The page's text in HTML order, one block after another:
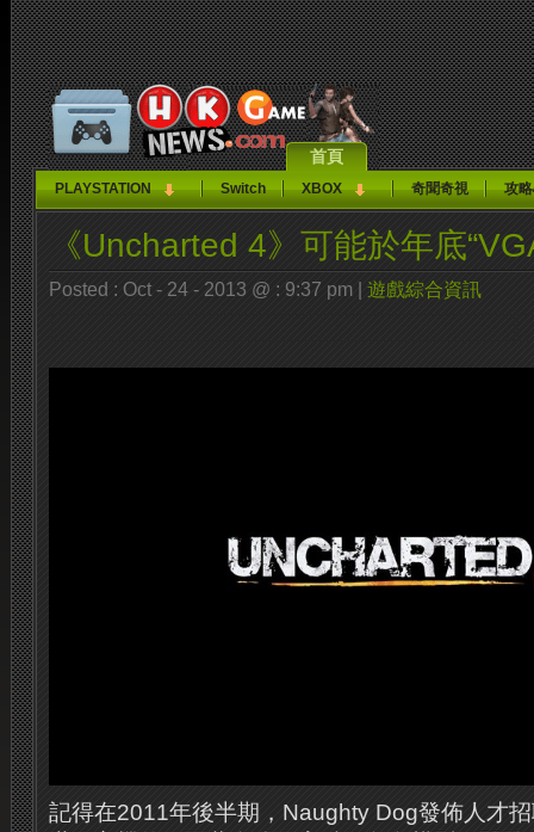
首頁
PLAYSTATION Switch XBOX 奇聞奇視 攻
《Uncharted 4》可能於年底
Posted : Oct - 24 - 2013 @ : 9:37 pm | 遊戲綜合資訊
記得在2011年後半期，Naughty Dog發佈人才